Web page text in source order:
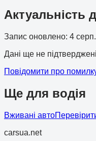
Актуальність
Запис оновлено: 4
Дані ще не
Повідомити про
Ще для водія
Вживані авто
carsua.net